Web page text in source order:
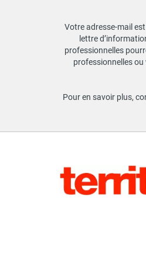
Votre adresse-mail
lettre
professionnelles
professionnelles
Pour en savoir plus,